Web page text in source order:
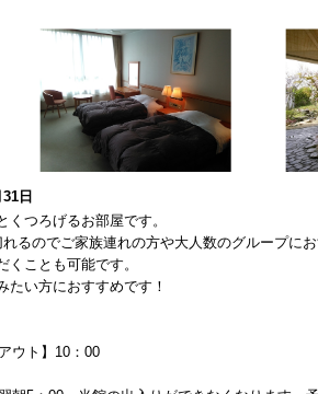
日
つろげるお部屋です。
るのでご家族連れの方や大人数のグループにお
ことも可能です。
たい方におすすめです！
ウト】10：00